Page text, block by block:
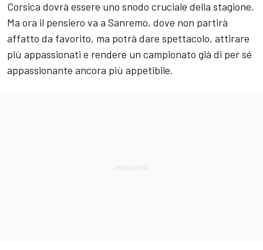
Corsica dovrà essere uno snodo cruciale della stagione.
Ma ora il pensiero va a Sanremo, dove non partirà
affatto da favorito, ma potrà dare spettacolo, attirare
più appassionati e rendere un campionato già di per sé
appassionante ancora più appetibile.